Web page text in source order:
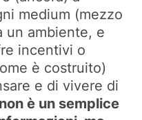
medium (mezzo
un ambiente, e
incentivi o
è costruito)
e di vivere di
è un semplice